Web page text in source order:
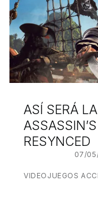
ASÍ SERÁ
RESYNCED
07/
VIDEOJUEGOS